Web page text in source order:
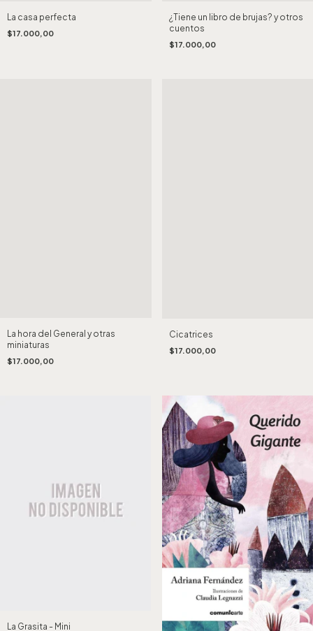
La casa perfecta
$17.000,00
¿Tiene un libro de brujas? y otros
cuentos
$17.000,00
La hora del General y otras
miniaturas
$17.000,00
Cicatrices
$17.000,00
La Grasita - Mini